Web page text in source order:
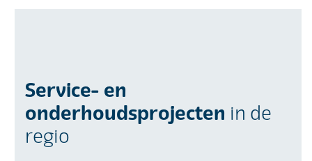
Service- en
onderhoudsprojecten in de
regio